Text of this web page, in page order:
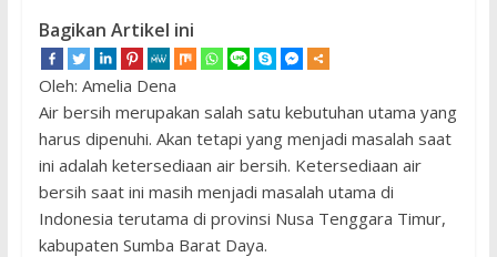
Bagikan Artikel ini
Oleh: Amelia Dena
Air bersih merupakan salah satu kebutuhan utama yang
harus dipenuhi. Akan tetapi yang menjadi masalah saat
ini adalah ketersediaan air bersih. Ketersediaan air
bersih saat ini masih menjadi masalah utama di
Indonesia terutama di provinsi Nusa Tenggara Timur,
kabupaten Sumba Barat Daya.